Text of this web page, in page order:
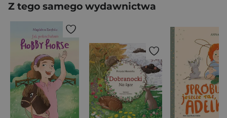
Z tego samego wydawnictwa